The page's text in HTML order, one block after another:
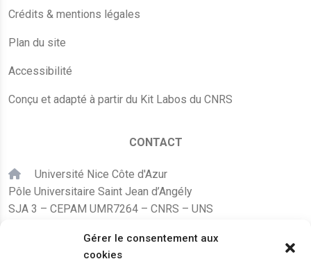
Gérer le consentement aux
cookies
Crédits & mentions légales
Plan du site
Accessibilité
Conçu et adapté à partir du Kit Labos du CNRS
CONTACT
Université Nice Côte d'Azur
Pôle Universitaire Saint Jean d’Angély
SJA 3 – CEPAM UMR7264 – CNRS – UNS